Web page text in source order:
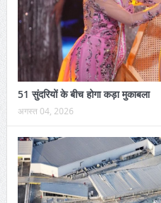
51 सुंदरियों के बीच होगा कड़ा मुकाबला
अगस्त 04, 2026